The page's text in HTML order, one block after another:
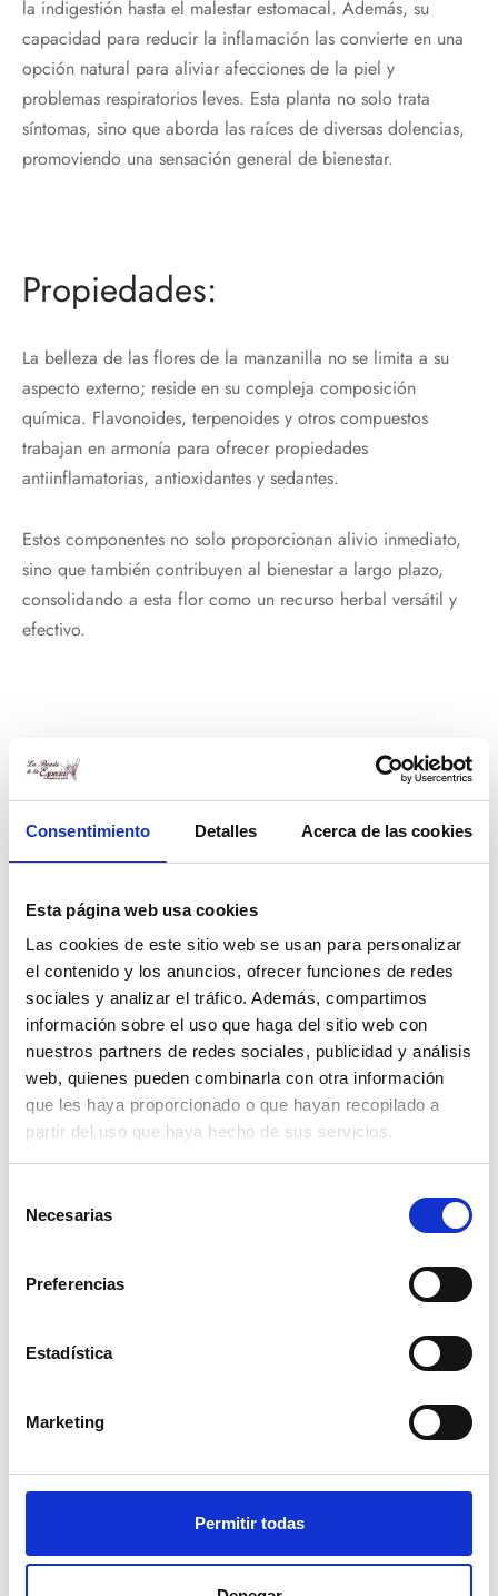
Consentimiento Detalles Acerca de las cookies
Esta página web usa cookies
Las cookies de este sitio web se usan para personalizar
el contenido y los anuncios, ofrecer funciones de redes
sociales y analizar el tráfico. Además, compartimos
información sobre el uso que haga del sitio web con
nuestros partners de redes sociales, publicidad y análisis
web, quienes pueden combinarla con otra información
que les haya proporcionado o que hayan recopilado a
partir del uso que haya hecho de sus servicios.
Necesarias
Preferencias
Estadística
Marketing
Permitir todas
la indigestión hasta el malestar estomacal. Además, su
capacidad para reducir la inflamación las convierte en una
opción natural para aliviar afecciones de la piel y
problemas respiratorios leves. Esta planta no solo trata
síntomas, sino que aborda las raíces de diversas dolencias,
promoviendo una sensación general de bienestar.
Propiedades:
La belleza de las flores de la manzanilla no se limita a su
aspecto externo; reside en su compleja composición
química. Flavonoides, terpenoides y otros compuestos
trabajan en armonía para ofrecer propiedades
antiinflamatorias, antioxidantes y sedantes.
Estos componentes no solo proporcionan alivio inmediato,
sino que también contribuyen al bienestar a largo plazo,
consolidando a esta flor como un recurso herbal versátil y
efectivo.
Las flores de manzanilla son pequeñas joyas que ofrecen
más de lo que aparentan a simple vista. Desde su belleza
recordatorio de que la verdadera belleza a menudo se
encuentra en la simplicidad funcional. Al incorporar estas
flores en nuestra vida diaria, abrimos la puerta a un mundo
de bienestar arraigado en la conexión con la naturaleza y
en el poder curativo de las plantas.
Publicado en: Otros
2014). Provengo de cinco generaciones de comerciantes de
especias, lo que me crió entre aromas. Esa fascinación me
llevó al periodismo, escribiendo para medios como Las
Provincias. En este blog, comparto mi conocimiento y